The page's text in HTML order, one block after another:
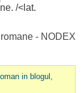
. /<lat.
- NODEX
in blogul,